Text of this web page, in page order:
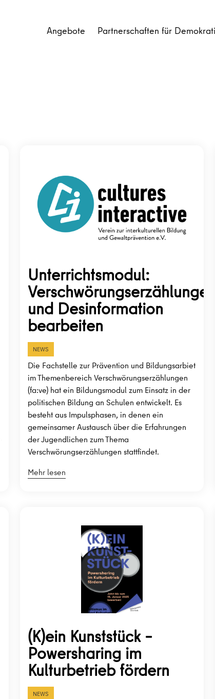
Angebote Partnerschaften für
Unterrichtsmodul:
Verschwörungserzählungen
und Desinformation
bearbeiten
NEWS
Die Fachstelle zur Prävention und Bildungsarbiet
im Themenbereich Verschwörungserzählungen
(fa:ve) hat ein Bildungsmodul zum Einsatz in der
politischen Bildung an Schulen entwickelt. Es
besteht aus Impulsphasen, in denen ein
gemeinsamer Austausch über die Erfahrungen
der Jugendlichen zum Thema
Verschwörungserzählungen stattfindet.
Mehr lesen
(K)ein Kunststück –
Powersharing im
Kulturbetrieb fördern
NEWS